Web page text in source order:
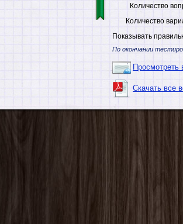
Количество
Количество
Показывать
По окончании
Просмотреть
Скачать все